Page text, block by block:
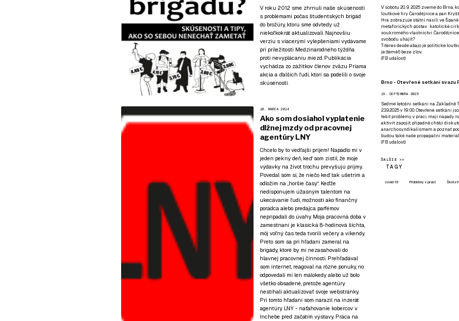
V roku 2012 sme zhrnuli naše skúsenosti
s problémami počas študentských brigád
do brožúry, ktorú sme odvtedy už
niekoľkokrát aktualizovali. Najnovšiu
verziu s viacerými vylepšeniami vydávame
pri príležitosti Medzinárodného týždňa
proti nevyplácaniu miezd . Publikácia
vychádza zo zážitkov členov zväzu Priama
akcia a ďalších ľudí, ktorí sa podelili o svoje
skúsenosti.
10. MARCA 2014
Ako som dosiahol vyplatenie
dlžnej mzdy od pracovnej
agentúry LNY
Chcelo by to vedľajší príjem! Napadlo mi v
jeden pekný deň, keď som zistil, že moje
výdavky na život trochu prevyšujú príjmy.
Povedal som si, že niečo keď tak ušetrím a
odložím na „horšie časy“. Keďže
nedisponujem úžasným talentom na
ukecávanie ľudí, možnosti ako finančný
poradca alebo predajca parfémov
nepripadali do úvahy. Moja pracovná doba v
zamestnaní je klasická 8-hodinová šichta,
môj voľný čas teda tvorili večery a víkendy.
Preto som sa pri hľadaní zameral na
brigády, ktoré by mi nezasahovali do
hlavnej pracovnej činnosti. Prehľadával
som internet, reagoval na rôzne ponuky, no
odpovedali mi len málokedy alebo už bolo
všetko obsadené, pretože agentúry
nestíhali aktualizovať svoje webstránky.
Pri tomto hľadaní som narazil na inzerát
agentúry LNY - naťahovanie kobercov v
Inchebe pred začatím výstavy. Práca na
V sobotu 20. 9. 2025 zveme do
loutkové hry Čarodějnice a pan
Hra zobrazuje státní násilí ve
metaforických postav: katolické
soukromého vlastnictví.
svobodu uhájit?
Títeres desde abajo je politické
je (téměř) beze zlov.
(FB událost)
Brno - Otevřené setkání svazu
19. SEPTEMBRA 2025
Sedmé letošní setkání na Základně
23.9.2025 v 19:00. Otevřené setkání
řešit problémy v práci, mají nápady
aktivit zapojit, případně chtějí
anarchosyndikalismem a poznat
budou také naše propagační
(FB událost)
ĎALŠIE >>
TAGY
covid-19 Problémy v práci